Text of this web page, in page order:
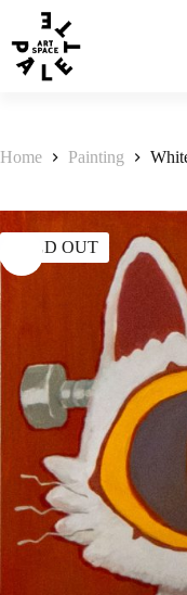
Home Painting
SOLD OUT